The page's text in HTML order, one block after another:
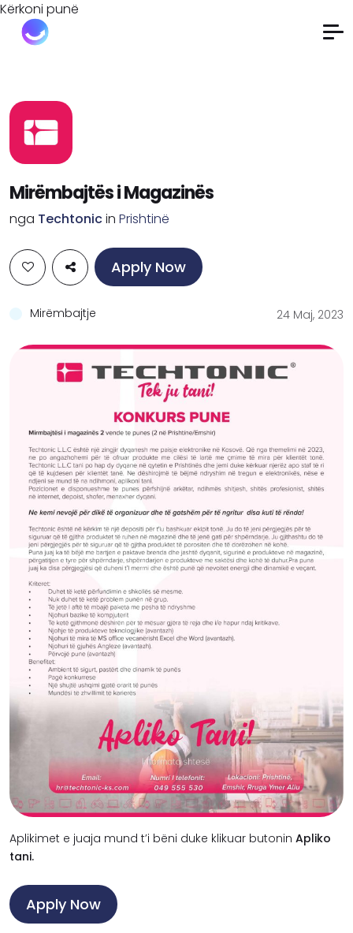
Kërkoni punë
Mirëmbajtës i Magazinës
nga Techtonicin Prishtinë
Apply Now
Mirëmbajtje 24 Maj, 2023
Aplikimet e juaja mund t’i bëni duke klikuar butonin Apliko
tani.
Apply Now